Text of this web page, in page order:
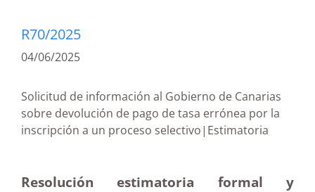
R70/2025
04/06/2025
Solicitud de información al Gobierno de Canarias
sobre devolución de pago de tasa errónea por la
inscripción a un proceso selectivo|Estimatoria
Resolución estimatoria formal y